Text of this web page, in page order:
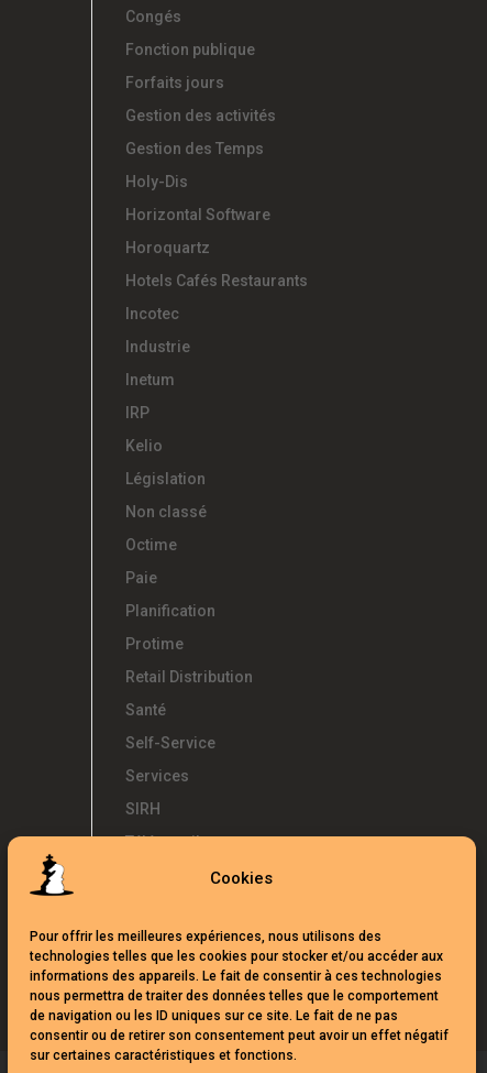
Cookies
Pour offrir les meilleures expériences, nous utilisons des
technologies telles que les cookies pour stocker et/ou accéder aux
informations des appareils. Le fait de consentir à ces technologies
nous permettra de traiter des données telles que le comportement
de navigation ou les ID uniques sur ce site. Le fait de ne pas
consentir ou de retirer son consentement peut avoir un effet négatif
sur certaines caractéristiques et fonctions.
Congés
Fonction publique
Forfaits jours
Gestion des activités
Gestion des Temps
Holy-Dis
Horizontal Software
Horoquartz
Hotels Cafés Restaurants
Incotec
Industrie
Inetum
IRP
Kelio
Législation
Non classé
Octime
Paie
Planification
Protime
Retail Distribution
Santé
Self-Service
Services
SIRH
Télétravail
Témoignages
UKG
Webinars